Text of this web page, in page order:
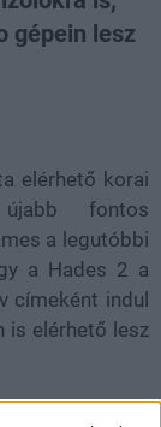
gépein lesz
elérhető korai
fontos
a legutóbbi
a Hades 2 a
címeként indul
is elérhető lesz
teljes verzió